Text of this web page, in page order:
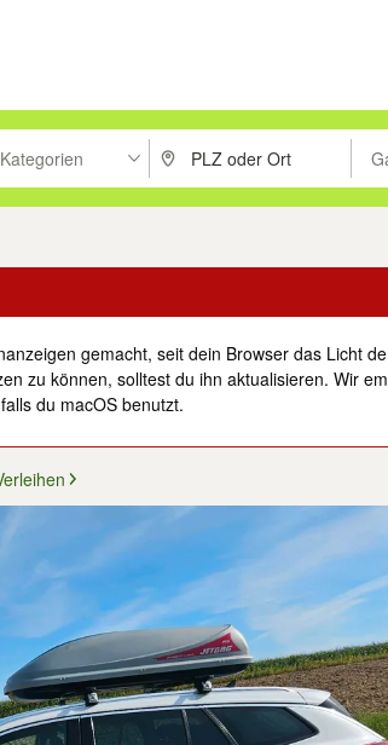
suchen, oder Vorschläge mit den Pfeiltasten
PLZ oder Ort eingeben.
gemacht, seit dein Browser das Licht
zu können, solltest du ihn aktualisieren. Wir
du macOS benutzt.